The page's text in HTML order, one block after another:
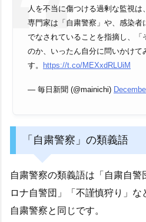
人を不当に傷つける過剰な監視は
専門家は「自粛警察」や、感染者
でなされていることを指摘し、「
のか、いったん自分に問いかけて
す。
https://t.co/MEXxdRLUiM
— 毎日新聞 (@mainichi)
「自粛警察」の類義語
自粛警察の類義語は「自粛自警
ロナ自警団」「不謹慎狩り」な
自粛警察と同じです。